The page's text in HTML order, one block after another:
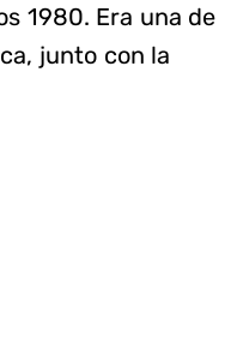
1980. Era una de
junto con la